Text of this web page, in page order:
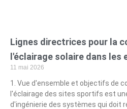
Lignes directrices pour la
l'éclairage solaire dans
11 mai 2026
1. Vue d'ensemble et objectifs de
l'éclairage des sites sportifs est
d'ingénierie des systèmes qui doit